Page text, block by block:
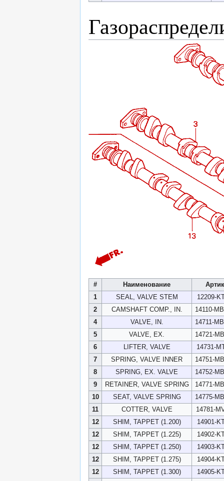
# Наименование
1
SEAL, VALVE STEM
12209-
2
CAMSHAFT COMP., IN.
14110-
4
VALVE, IN.
14711-
5
VALVE, EX.
14721-
6
LIFTER, VALVE
14731-
7
SPRING, VALVE INNER
14751-
8
SPRING, EX. VALVE
14752-
9
RETAINER, VALVE SPRING
14771-
10
SEAT, VALVE SPRING
14775-
11
COTTER, VALVE
14781-
12
SHIM, TAPPET (1.200)
14901-
12
SHIM, TAPPET (1.225)
14902-
12
SHIM, TAPPET (1.250)
14903-
12
SHIM, TAPPET (1.275)
14904-
12
SHIM, TAPPET (1.300)
14905-